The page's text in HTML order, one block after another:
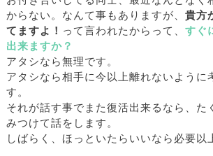
からない。なんて事もありますが、 貴方
てますよ！ って言われたからって、 すぐ
出来ますか？
アタシなら無理です。
アタシなら相手に今以上離れないように
す。
それが話す事でまた復活出来るなら、た
みつけて話をします。
しばらく、ほっといたらいいなら必要以